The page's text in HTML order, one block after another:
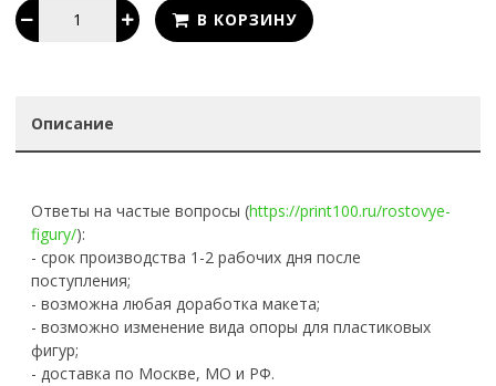
В КОРЗИНУ
Описание
Ответы на частые вопросы (https://print100.ru/rostovye-
figury/):
- срок производства 1-2 рабочих дня после
поступления;
- возможна любая доработка макета;
- возможно изменение вида опоры для пластиковых
фигур;
- доставка по Москве, МО и РФ.